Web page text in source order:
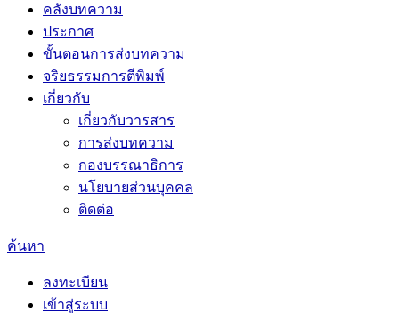
คลังบทความ
ประกาศ
ขั้นตอนการส่งบทความ
จริยธรรมการตีพิมพ์
เกี่ยวกับ
เกี่ยวกับวารสาร
การส่งบทความ
กองบรรณาธิการ
นโยบายส่วนบุคคล
ติดต่อ
ค้นหา
ลงทะเบียน
เข้าสู่ระบบ